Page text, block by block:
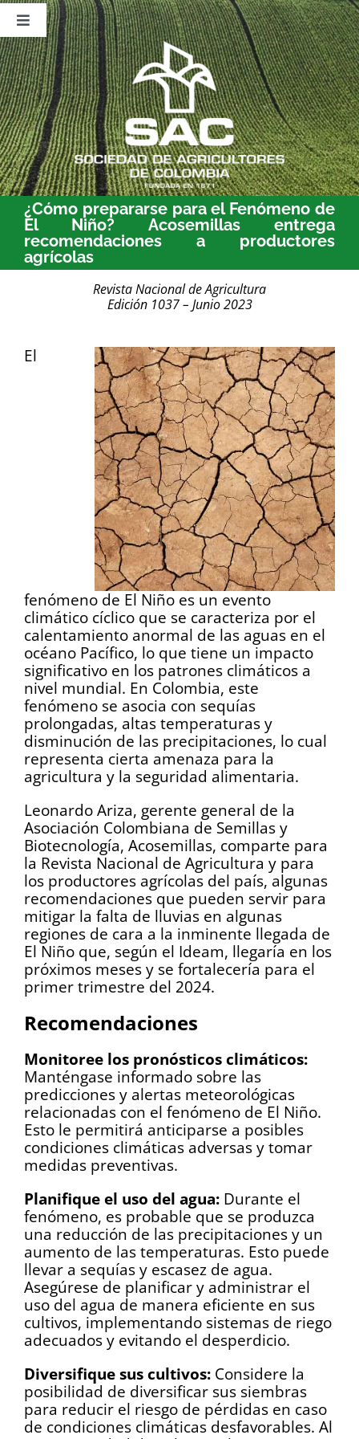
Saltar
contenido
Toggle
Navigation
Nosotros
Publicaciones
Sala de Prensa
Eventos
¿Cómo prepararse para el Fenómeno de
El Niño? Acosemillas entrega
recomendaciones a productores
agrícolas
Revista Nacional de Agricultura
Edición 1037 – Junio 2023
El
fenómeno de El Niño es un evento
climático cíclico que se caracteriza por el
calentamiento anormal de las aguas en el
océano Pacífico, lo que tiene un impacto
significativo en los patrones climáticos a
nivel mundial. En Colombia, este
fenómeno se asocia con sequías
prolongadas, altas temperaturas y
disminución de las precipitaciones, lo cual
representa cierta amenaza para la
agricultura y la seguridad alimentaria.
Leonardo Ariza, gerente general de la
Asociación Colombiana de Semillas y
Biotecnología, Acosemillas, comparte para
la Revista Nacional de Agricultura y para
los productores agrícolas del país, algunas
recomendaciones que pueden servir para
mitigar la falta de lluvias en algunas
regiones de cara a la inminente llegada de
El Niño que, según el Ideam, llegaría en los
próximos meses y se fortalecería para el
primer trimestre del 2024.
Recomendaciones
Monitoree los pronósticos climáticos:
Manténgase informado sobre las
predicciones y alertas meteorológicas
relacionadas con el fenómeno de El Niño.
Esto le permitirá anticiparse a posibles
condiciones climáticas adversas y tomar
medidas preventivas.
Planifique el uso del agua: Durante el
fenómeno, es probable que se produzca
una reducción de las precipitaciones y un
aumento de las temperaturas. Esto puede
llevar a sequías y escasez de agua.
Asegúrese de planificar y administrar el
uso del agua de manera eficiente en sus
cultivos, implementando sistemas de riego
adecuados y evitando el desperdicio.
Diversifique sus cultivos: Considere la
posibilidad de diversificar sus siembras
para reducir el riesgo de pérdidas en caso
de condiciones climáticas desfavorables. Al